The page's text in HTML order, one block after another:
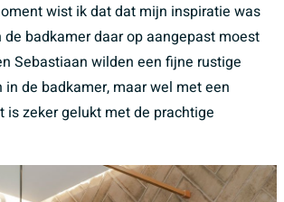
wist ik dat dat mijn inspiratie was
badkamer daar op aangepast moest
Sebastiaan wilden een fijne rustige
de badkamer, maar wel met een
is zeker gelukt met de prachtige